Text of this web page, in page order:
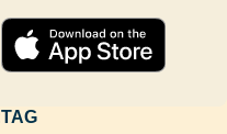
TAG: